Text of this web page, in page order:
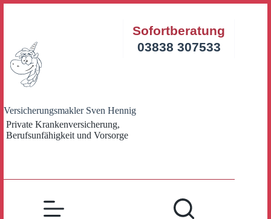
Versicherungsmakler Sven Hennig
Private Krankenversicherung,
Berufsunfähigkeit und Vorsorge
Sofortberatung
03838 307533